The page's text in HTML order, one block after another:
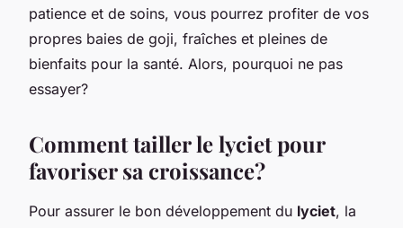
patience et de soins, vous pourrez profiter de vos
propres baies de goji, fraîches et pleines de
bienfaits pour la santé. Alors, pourquoi ne pas
essayer?
Comment tailler le lyciet pour
favoriser sa croissance?
Pour assurer le bon développement du lyciet, la